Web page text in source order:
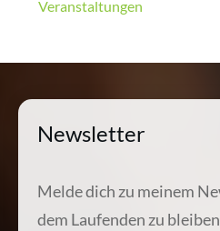
Veranstaltungen
Newsletter
Melde dich zu meinem
dem Laufenden zu